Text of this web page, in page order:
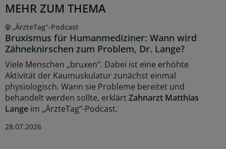
MEHR ZUM THEMA
„ÄrzteTag“-Podcast
Bruxismus für Humanmediziner: Wann wird
Zähneknirschen zum Problem, Dr. Lange?
Viele Menschen „bruxen“. Dabei ist eine erhöhte
Aktivität der Kaumuskulatur zunächst einmal
physiologisch. Wann sie Probleme bereitet und
behandelt werden sollte, erklärtZahnarzt Matthias
Lange im „ÄrzteTag“-Podcast.
28.07.2026